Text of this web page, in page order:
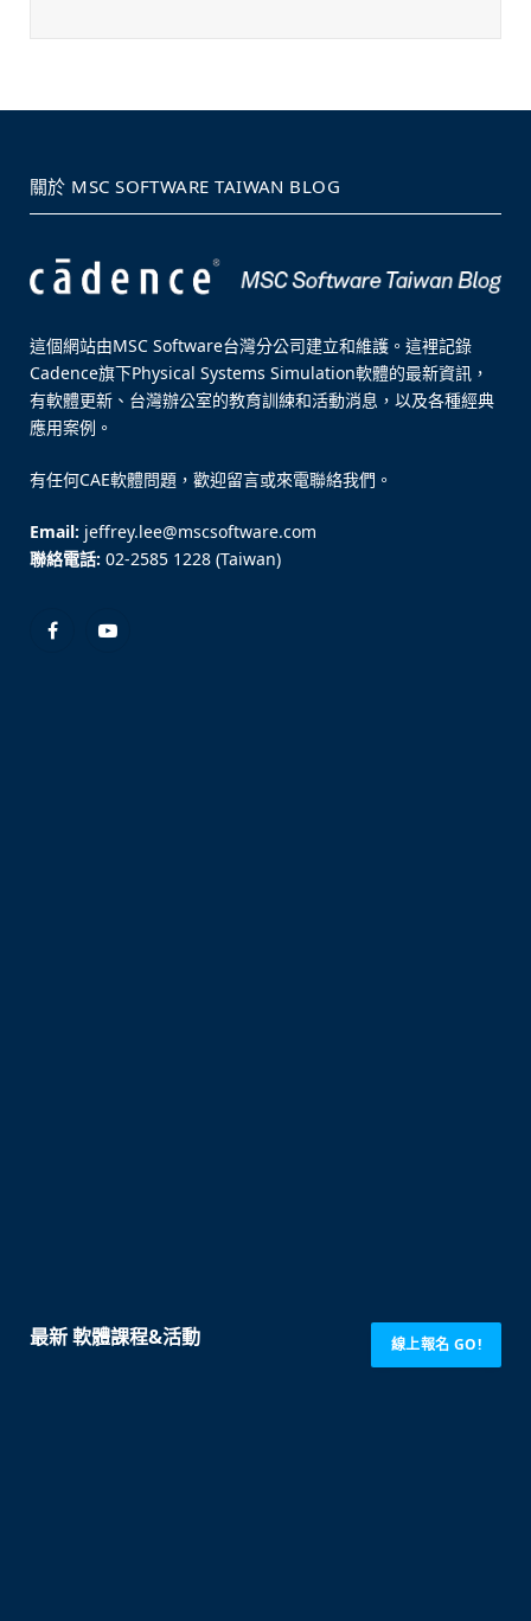
關於 MSC SOFTWARE TAIWAN BLOG
這個網站由MSC Software台灣分公司建立和維護。這裡記錄
Cadence旗下Physical Systems Simulation軟體的最新資訊，
有軟體更新、台灣辦公室的教育訓練和活動消息，以及各種經典
應用案例。
有任何CAE軟體問題，歡迎留言或來電聯絡我們。
Email: jeffrey.lee@mscsoftware.com
聯絡電話: 02-2585 1228 (Taiwan)
FacebookYouTube
最新 軟體課程&活動 線上報名 GO!